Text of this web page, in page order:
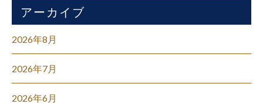
アーカイブ
2026年8月
2026年7月
2026年6月